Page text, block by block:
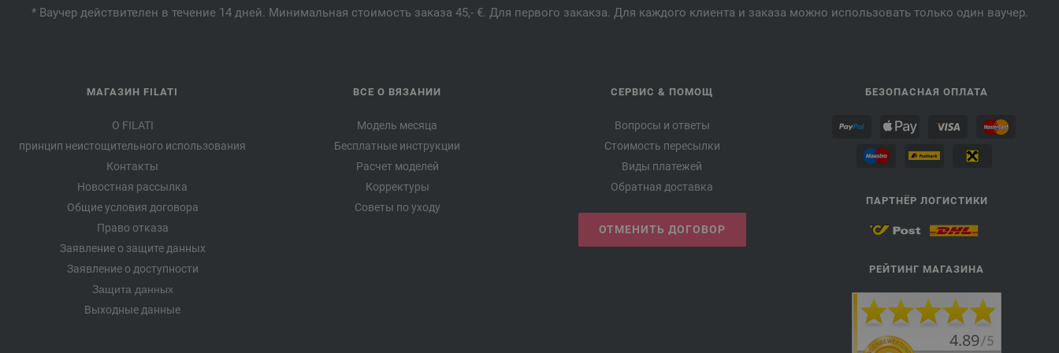
* Ваучер действителен в течение 14 дней. Минимальная стоимость заказа 45,- €. Для первого закакза. Для каждого клиента и заказа можно использовать только один ваучер.
МАГАЗИН FILATI
О FILATI
принцип неистощительного использования
Контакты
Новостная рассылка
Общие условия договора
Право отказа
Заявление о защите данных
Заявление о доступности
Защита данных
Выходные данные
ВСЕ О ВЯЗАНИИ
Модель месяца
Бесплатные инструкции
Расчет моделей
Корректуры
Советы по уходу
СЕРВИС & ПОМОЩ
Вопросы и ответы
Стоимость пересылки
Виды платежей
Обратная доставка
ОТМЕНИТЬ ДОГОВОР
БЕЗОПАСНАЯ ОПЛАТА
ПАРТНЁР ЛОГИСТИКИ
РЕЙТИНГ МАГАЗИНА